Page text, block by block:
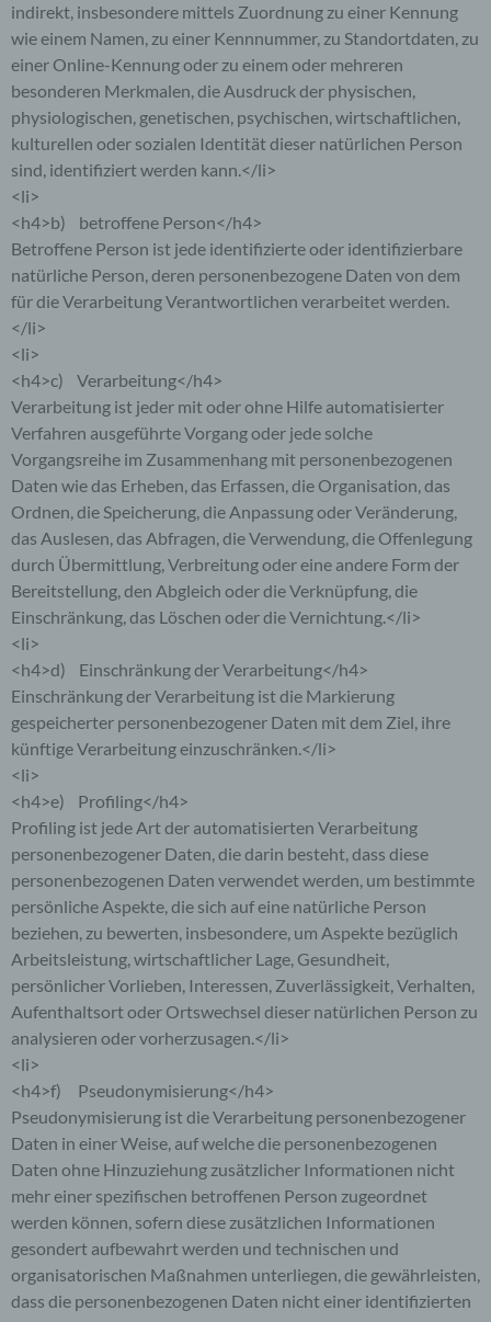
indirekt, insbesondere mittels Zuordnung zu einer Kennung
wie einem Namen, zu einer Kennnummer, zu Standortdaten, zu
einer Online-Kennung oder zu einem oder mehreren
besonderen Merkmalen, die Ausdruck der physischen,
physiologischen, genetischen, psychischen, wirtschaftlichen,
kulturellen oder sozialen Identität dieser natürlichen Person
sind, identifiziert werden kann.</li>
<li>
<h4>b) betroffene Person</h4>
Betroffene Person ist jede identifizierte oder identifizierbare
natürliche Person, deren personenbezogene Daten von dem
für die Verarbeitung Verantwortlichen verarbeitet werden.
</li>
<li>
<h4>c) Verarbeitung</h4>
Verarbeitung ist jeder mit oder ohne Hilfe automatisierter
Verfahren ausgeführte Vorgang oder jede solche
Vorgangsreihe im Zusammenhang mit personenbezogenen
Daten wie das Erheben, das Erfassen, die Organisation, das
Ordnen, die Speicherung, die Anpassung oder Veränderung,
das Auslesen, das Abfragen, die Verwendung, die Offenlegung
durch Übermittlung, Verbreitung oder eine andere Form der
Bereitstellung, den Abgleich oder die Verknüpfung, die
Einschränkung, das Löschen oder die Vernichtung.</li>
<li>
<h4>d) Einschränkung der Verarbeitung</h4>
Einschränkung der Verarbeitung ist die Markierung
gespeicherter personenbezogener Daten mit dem Ziel, ihre
künftige Verarbeitung einzuschränken.</li>
<li>
<h4>e) Profiling</h4>
Profiling ist jede Art der automatisierten Verarbeitung
personenbezogener Daten, die darin besteht, dass diese
personenbezogenen Daten verwendet werden, um bestimmte
persönliche Aspekte, die sich auf eine natürliche Person
beziehen, zu bewerten, insbesondere, um Aspekte bezüglich
Arbeitsleistung, wirtschaftlicher Lage, Gesundheit,
persönlicher Vorlieben, Interessen, Zuverlässigkeit, Verhalten,
Aufenthaltsort oder Ortswechsel dieser natürlichen Person zu
analysieren oder vorherzusagen.</li>
<li>
<h4>f) Pseudonymisierung</h4>
Pseudonymisierung ist die Verarbeitung personenbezogener
Daten in einer Weise, auf welche die personenbezogenen
Daten ohne Hinzuziehung zusätzlicher Informationen nicht
mehr einer spezifischen betroffenen Person zugeordnet
werden können, sofern diese zusätzlichen Informationen
gesondert aufbewahrt werden und technischen und
organisatorischen Maßnahmen unterliegen, die gewährleisten,
dass die personenbezogenen Daten nicht einer identifizierten